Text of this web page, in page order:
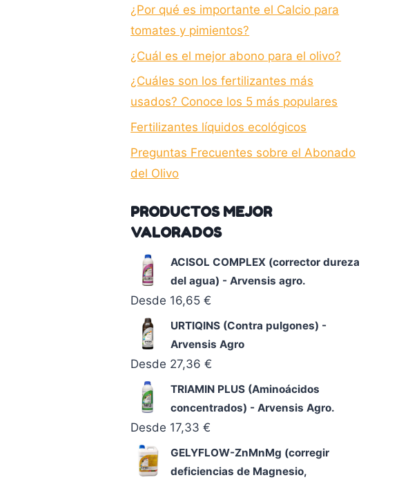
¿Por qué es importante el Calcio para
tomates y pimientos?
¿Cuál es el mejor abono para el olivo?
¿Cuáles son los fertilizantes más
usados? Conoce los 5 más populares
Fertilizantes líquidos ecológicos
Preguntas Frecuentes sobre el Abonado
del Olivo
PRODUCTOS MEJOR
VALORADOS
ACISOL COMPLEX (corrector dureza
del agua) - Arvensis agro.
Desde 16,65€
URTIQINS (Contra pulgones) -
Arvensis Agro
Desde 27,36€
TRIAMIN PLUS (Aminoácidos
concentrados) - Arvensis Agro.
Desde 17,33€
GELYFLOW-ZnMnMg (corregir
deficiencias de Magnesio,